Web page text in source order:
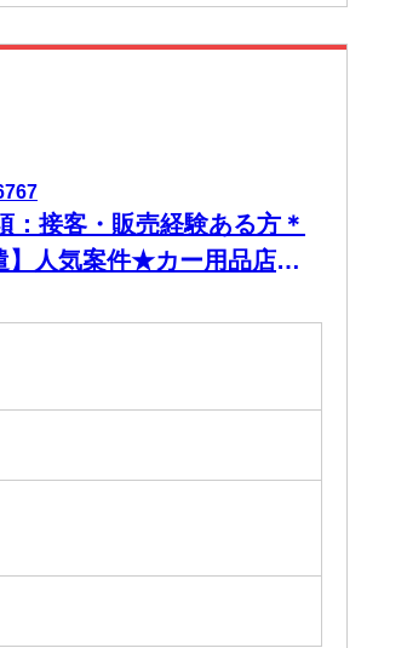
：接客・販売経験ある方＊
人気案件★カー用品店の